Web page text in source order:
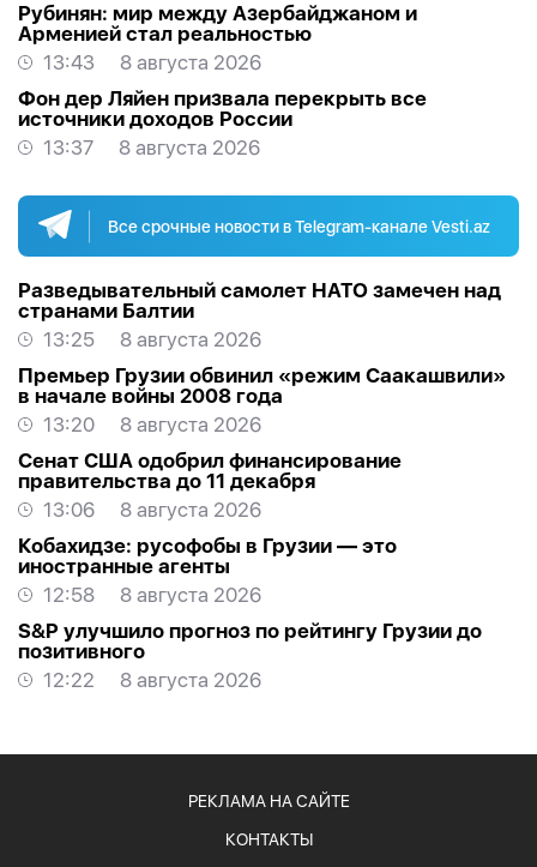
Рубинян: мир между Азербайджаном и
Арменией стал реальностью
13:43
8 августа 2026
Фон дер Ляйен призвала перекрыть все
источники доходов России
13:37
8 августа 2026
Все срочные новости в Telegram-канале Vesti.az
Разведывательный самолет НАТО замечен над
странами Балтии
13:25
8 августа 2026
Премьер Грузии обвинил «режим Саакашвили»
в начале войны 2008 года
13:20
8 августа 2026
Сенат США одобрил финансирование
правительства до 11 декабря
13:06
8 августа 2026
Кобахидзе: русофобы в Грузии — это
иностранные агенты
12:58
8 августа 2026
S&P улучшило прогноз по рейтингу Грузии до
позитивного
12:22
8 августа 2026
РЕКЛАМА НА САЙТЕ
КОНТАКТЫ